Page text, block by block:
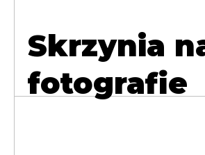
Skrzynia
fotografie